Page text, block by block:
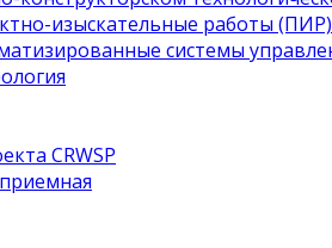
изыскательные работы (ПИР)
системы
CRWSP